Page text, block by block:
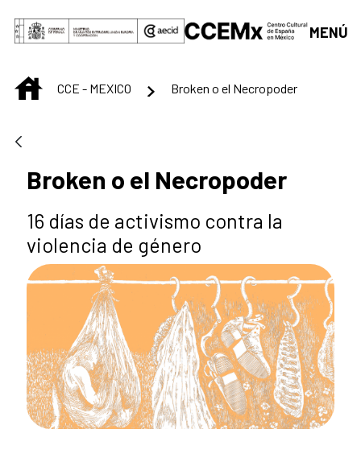
Saltar al contenido principal
MENÚ
INICIOCCE - MEXICO Broken o el Necropoder
Broken o el Necropoder
16 días de activismo contra la
violencia de género